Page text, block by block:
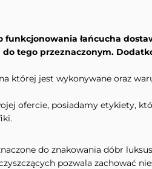
łańcucha
tego przeznaczonym.
której jest wykonywane oraz
ofercie, posiadamy etykiety,
do znakowania dóbr
pozwala zachować